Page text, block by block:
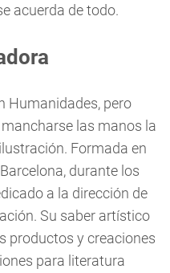
acuerda de todo.
Humanidades, pero
las manos la
Formada en
durante los
a la dirección de
Su saber artístico
productos y creaciones
para literatura